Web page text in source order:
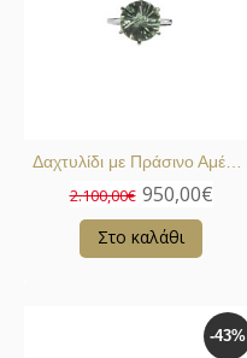
Δαχτυλίδι με Πράσινο Αμέθυστο
2.100,00€ 950,00€
Στο καλάθι
-43%